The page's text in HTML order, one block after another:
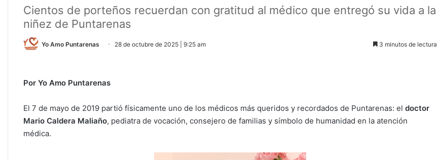
Cientos de porteños recuerdan con gratitud al médico que entregó su vida a la
niñez de Puntarenas
Yo Amo Puntarenas 28 de octubre de 2025 | 9:25 am 3 minutos de lectura
Por Yo Amo Puntarenas
El 7 de mayo de 2019 partió físicamente uno de los médicos más queridos y recordados de Puntarenas: el doctor
Mario Caldera Maliaño, pediatra de vocación, consejero de familias y símbolo de humanidad en la atención
médica.